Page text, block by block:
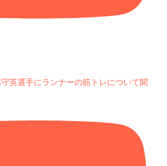
英選手にランナーの筋トレについて聞